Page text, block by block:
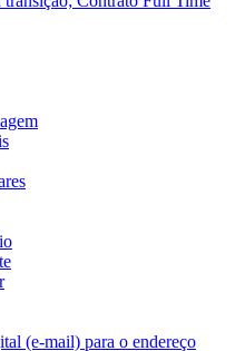
(e-mail) para o endereço